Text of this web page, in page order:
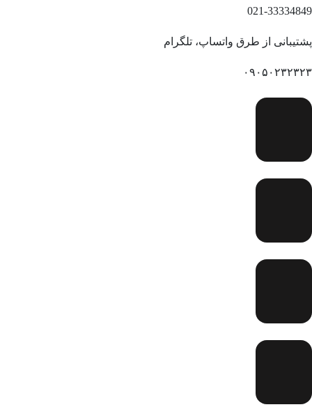
021-33334849
پشتیبانی از طرق واتساپ، تلگرام
۰۹۰۵۰۲۳۲۳۲۳